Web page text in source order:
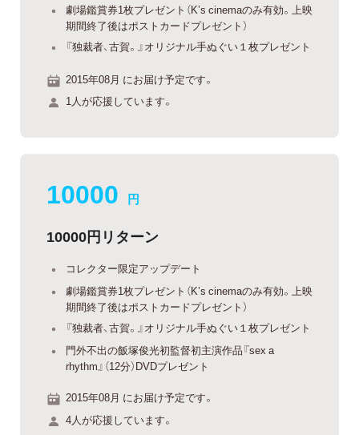
劇場鑑賞券1枚プレゼント（K’s cinemaのみ有効。上映
期間終了後はポストカードプレゼント）
『独裁者、古賀。』オリジナル手ぬぐい１枚プレゼント
2015年08月 にお届け予定です。
1人が応援しています。
10000 円
10000円リターン
コレクター限定アップデート
劇場鑑賞券1枚プレゼント（K’s cinemaのみ有効。上映
期間終了後はポストカードプレゼント）
『独裁者、古賀。』オリジナル手ぬぐい１枚プレゼント
門外不出の飯塚俊光初監督初主演作品『sex a
rhythm』（12分）DVDプレゼント
2015年08月 にお届け予定です。
4人が応援しています。